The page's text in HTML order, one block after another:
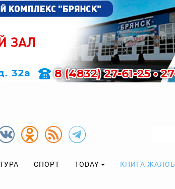
СПОРТ TODAY КНИГА ЖАЛОБ